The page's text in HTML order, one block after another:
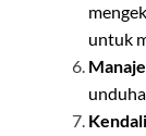
untuk